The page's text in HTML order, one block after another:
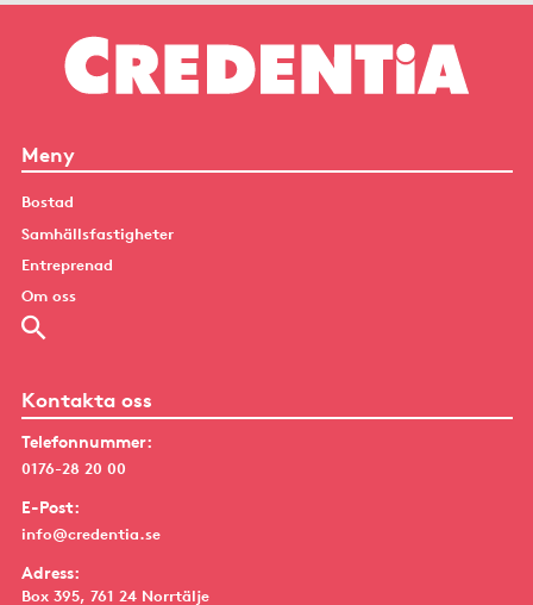
Centrala Vallentuna
Meny
Bostad
Samhällsfastigheter
Entreprenad
Om oss
Kontakta oss
Telefonnummer:
0176-28 20 00
E-Post:
info@credentia.se
Adress:
Box 395, 761 24 Norrtälje